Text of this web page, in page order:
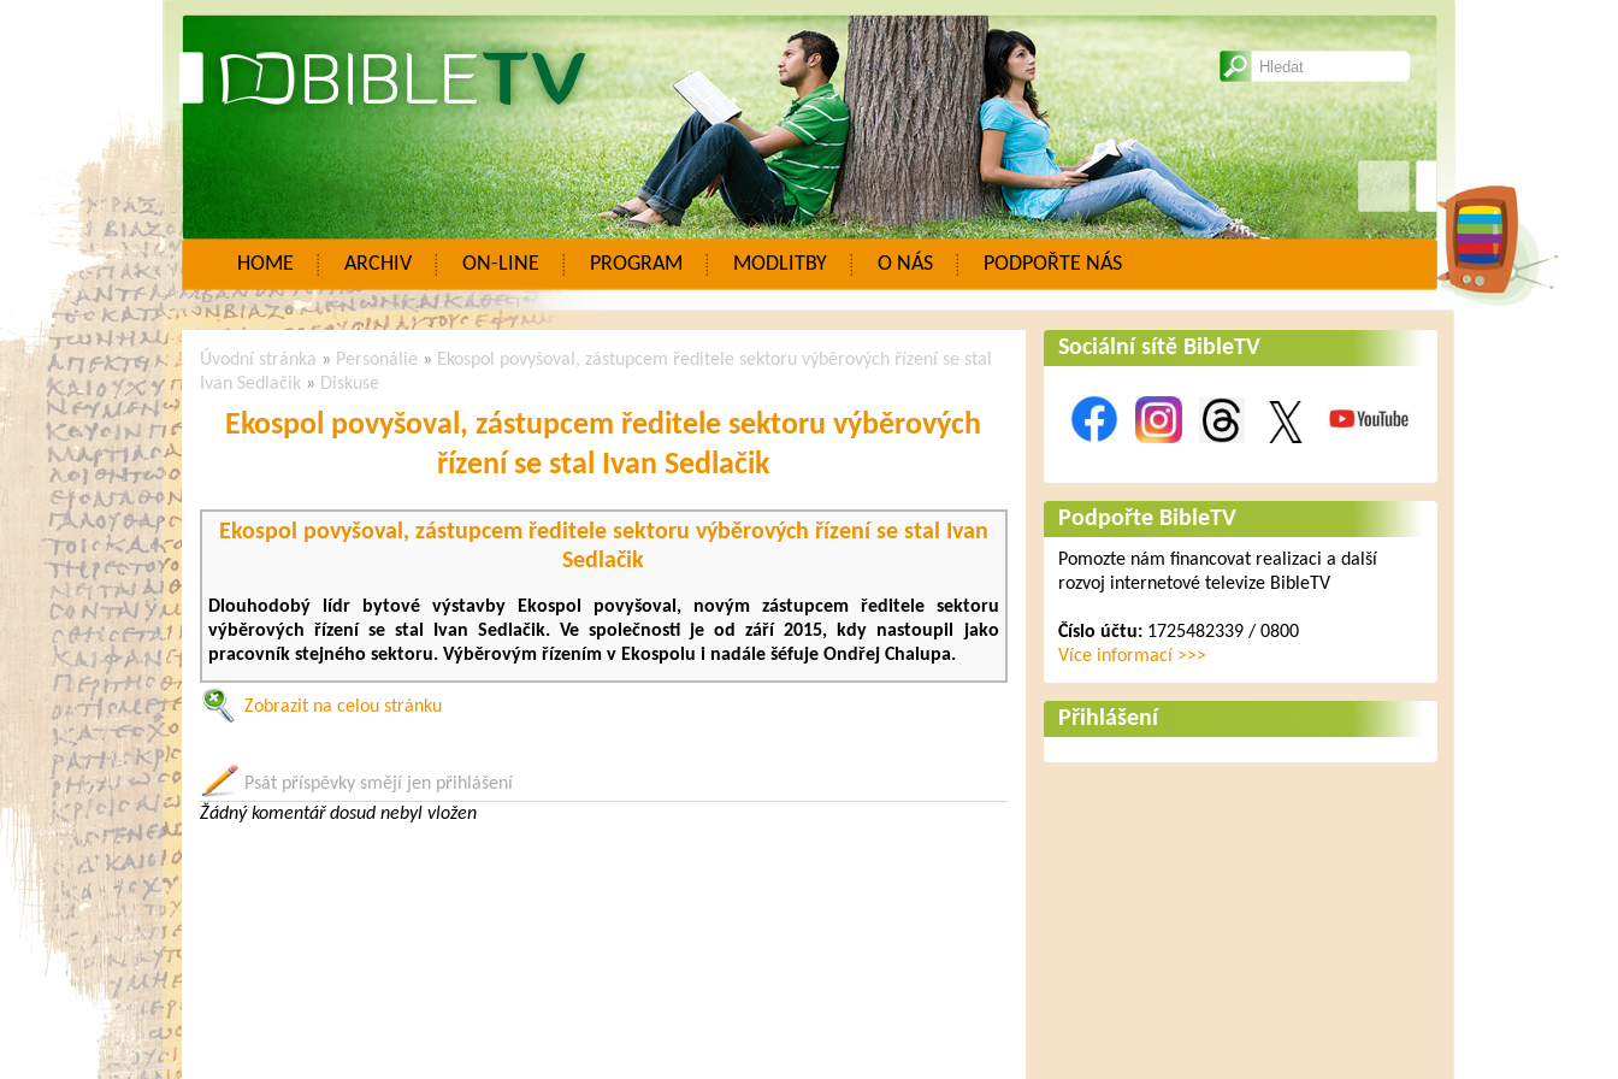
HOME ARCHIV ON-LINE PROGRAM MODLITBY O NÁS PODPOŘTE NÁS
Úvodní stránka » Personálie » Ekospol povyšoval, zástupcem ředitele sektoru výběrových řízení se stal
Ivan Sedlačik» Diskuse
Ekospol povyšoval, zástupcem ředitele sektoru výběrových
řízení se stal Ivan Sedlačik
Ekospol povyšoval, zástupcem ředitele sektoru výběrových řízení se stal Ivan
Sedlačik
Dlouhodobý lídr bytové výstavby Ekospol povyšoval, novým zástupcem ředitele sektoru
výběrových řízení se stal Ivan Sedlačik. Ve společnosti je od září 2015, kdy nastoupil jako
pracovník stejného sektoru. Výběrovým řízením v Ekospolu i nadále šéfuje Ondřej Chalupa.
Sedlačik před nástupem do Ekospolu pracoval ve společnosti Pavel Švestka, která se specializuje na
přípravu staveb. Vystudoval Fakultu stavební Českého vysokého učení technického v Praze, kde v roce
Ph.D. Ve svém volném čase se věnuje skautingu, rád běhá a jezdí na kole. Často též vyráží do přírody,
případně tráví čas nad knihou.
Zobrazit na celou stránku
Psát příspěvky smějí jen přihlášení
Žádný komentář dosud nebyl vložen
Sociální sítě BibleTV
Podpořte BibleTV
Pomozte nám financovat realizaci a další
rozvoj internetové televize BibleTV
Číslo účtu:1725482339 / 0800
Více informací >>>
Přihlášení